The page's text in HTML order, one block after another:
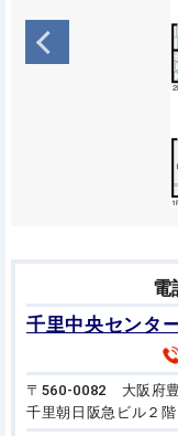
電
千里中央センタ
〒560-0082 大阪府
千里朝日阪急ビル２階